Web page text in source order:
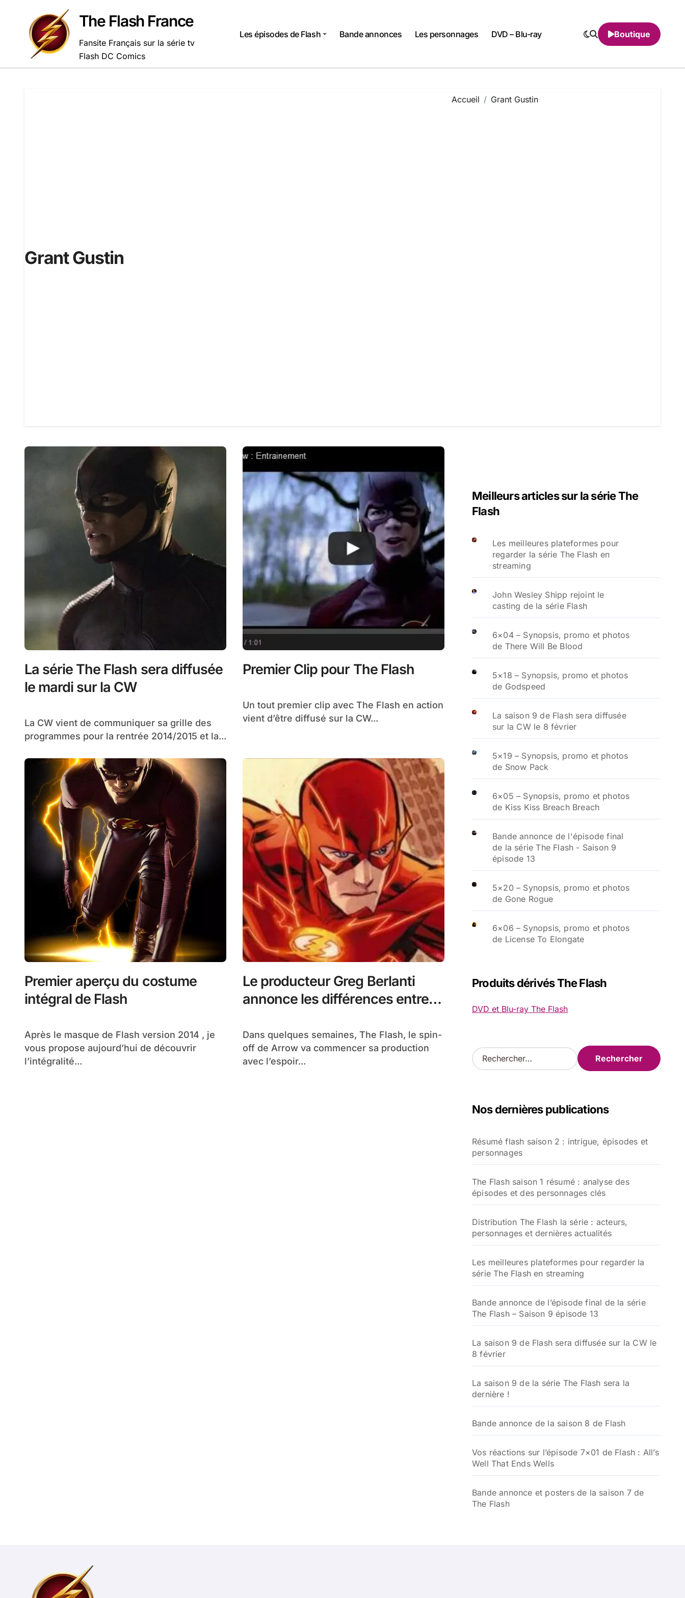
contenu
The Flash France
Fansite Français sur la série tv
Flash DC Comics
Les épisodes de Flash Bande annonces Les personnages DVD – Blu-ray Boutique
Grant Gustin
Accueil Grant Gustin
La série The Flash sera diffusée
le mardi sur la CW
La CW vient de communiquer sa grille des
programmes pour la rentrée 2014/2015 et la...
Premier Clip pour The Flash
Un tout premier clip avec The Flash en action
vient d’être diffusé sur la CW...
Premier aperçu du costume
intégral de Flash
Après le masque de Flash version 2014 , je
vous propose aujourd’hui de découvrir
l’intégralité...
Le producteur Greg Berlanti
annonce les différences entre
Dans quelques semaines, The Flash, le spin-
off de Arrow va commencer sa production
avec l’espoir...
Meilleurs articles sur la série The
Flash
Les meilleures plateformes pour
regarder la série The Flash en
streaming
John Wesley Shipp rejoint le
casting de la série Flash
6×04 – Synopsis, promo et photos
de There Will Be Blood
5×18 – Synopsis, promo et photos
de Godspeed
La saison 9 de Flash sera diffusée
sur la CW le 8 février
5×19 – Synopsis, promo et photos
de Snow Pack
6×05 – Synopsis, promo et photos
de Kiss Kiss Breach Breach
Bande annonce de l'épisode final
de la série The Flash - Saison 9
épisode 13
5×20 – Synopsis, promo et photos
de Gone Rogue
6×06 – Synopsis, promo et photos
de License To Elongate
Produits dérivés The Flash
DVD et Blu-ray The Flash
R
e
r
e
r
Nos dernières publications
Résumé flash saison 2 : intrigue, épisodes et
personnages
The Flash saison 1 résumé : analyse des
épisodes et des personnages clés
Distribution The Flash la série : acteurs,
personnages et dernières actualités
Les meilleures plateformes pour regarder la
série The Flash en streaming
Bande annonce de l’épisode final de la série
The Flash – Saison 9 épisode 13
La saison 9 de Flash sera diffusée sur la CW le
8 février
La saison 9 de la série The Flash sera la
dernière !
Bande annonce de la saison 8 de Flash
Vos réactions sur l’épisode 7×01 de Flash : All’s
Well That Ends Wells
Bande annonce et posters de la saison 7 de
The Flash